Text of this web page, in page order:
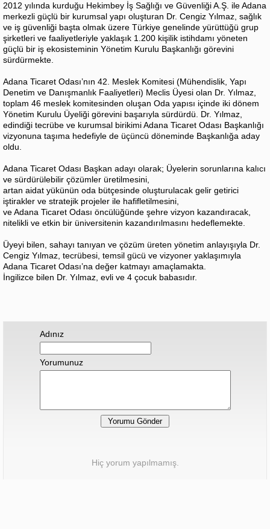
2012 yılında kurduğu Hekimbey İş Sağlığı ve Güvenliği A.Ş. ile Adana
merkezli güçlü bir kurumsal yapı oluşturan Dr. Cengiz Yılmaz, sağlık
ve iş güvenliği başta olmak üzere Türkiye genelinde yürüttüğü grup
şirketleri ve faaliyetleriyle yaklaşık 1.200 kişilik istihdamı yöneten
güçlü bir iş ekosisteminin Yönetim Kurulu Başkanlığı görevini
sürdürmekte.
Adana Ticaret Odası’nın 42. Meslek Komitesi (Mühendislik, Yapı
Denetim ve Danışmanlık Faaliyetleri) Meclis Üyesi olan Dr. Yılmaz,
toplam 46 meslek komitesinden oluşan Oda yapısı içinde iki dönem
Yönetim Kurulu Üyeliği görevini başarıyla sürdürdü. Dr. Yılmaz,
edindiği tecrübe ve kurumsal birikimi Adana Ticaret Odası Başkanlığı
vizyonuna taşıma hedefiyle de üçüncü döneminde Başkanlığa aday
oldu.
Adana Ticaret Odası Başkan adayı olarak; Üyelerin sorunlarına kalıcı
ve sürdürülebilir çözümler üretilmesini,
artan aidat yükünün oda bütçesinde oluşturulacak gelir getirici
iştirakler ve stratejik projeler ile hafifletilmesini,
ve Adana Ticaret Odası öncülüğünde şehre vizyon kazandıracak,
nitelikli ve etkin bir üniversitenin kazandırılmasını hedeflemekte.
Üyeyi bilen, sahayı tanıyan ve çözüm üreten yönetim anlayışıyla Dr.
Cengiz Yılmaz, tecrübesi, temsil gücü ve vizyoner yaklaşımıyla
Adana Ticaret Odası’na değer katmayı amaçlamakta.
İngilizce bilen Dr. Yılmaz, evli ve 4 çocuk babasıdır.
Adınız
Yorumunuz
Hiç yorum yapılmamış.